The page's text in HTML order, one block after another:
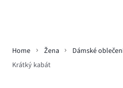
Home Žena Dámské
Krátký kabát